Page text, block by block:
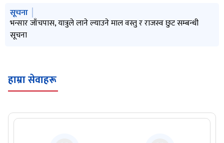
मुख्य नेभिगेसनमा जानुहोस्
सूचना
भन्सार जाँचपास, यात्रुले लाने ल्याउने माल वस्तु र राजस्व छुट सम्बन्धी
सूचना
हाम्रा सेवाहरू